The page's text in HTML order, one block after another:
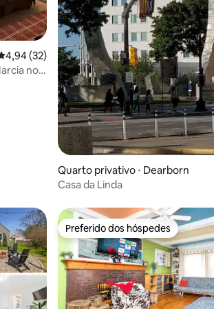
de uma avaliação média de 5, 32
4,94 (32)
no
Quarto privativo ⋅ Dearborn
Casa da Linda
Preferido dos hóspedes
Preferido dos hóspedes